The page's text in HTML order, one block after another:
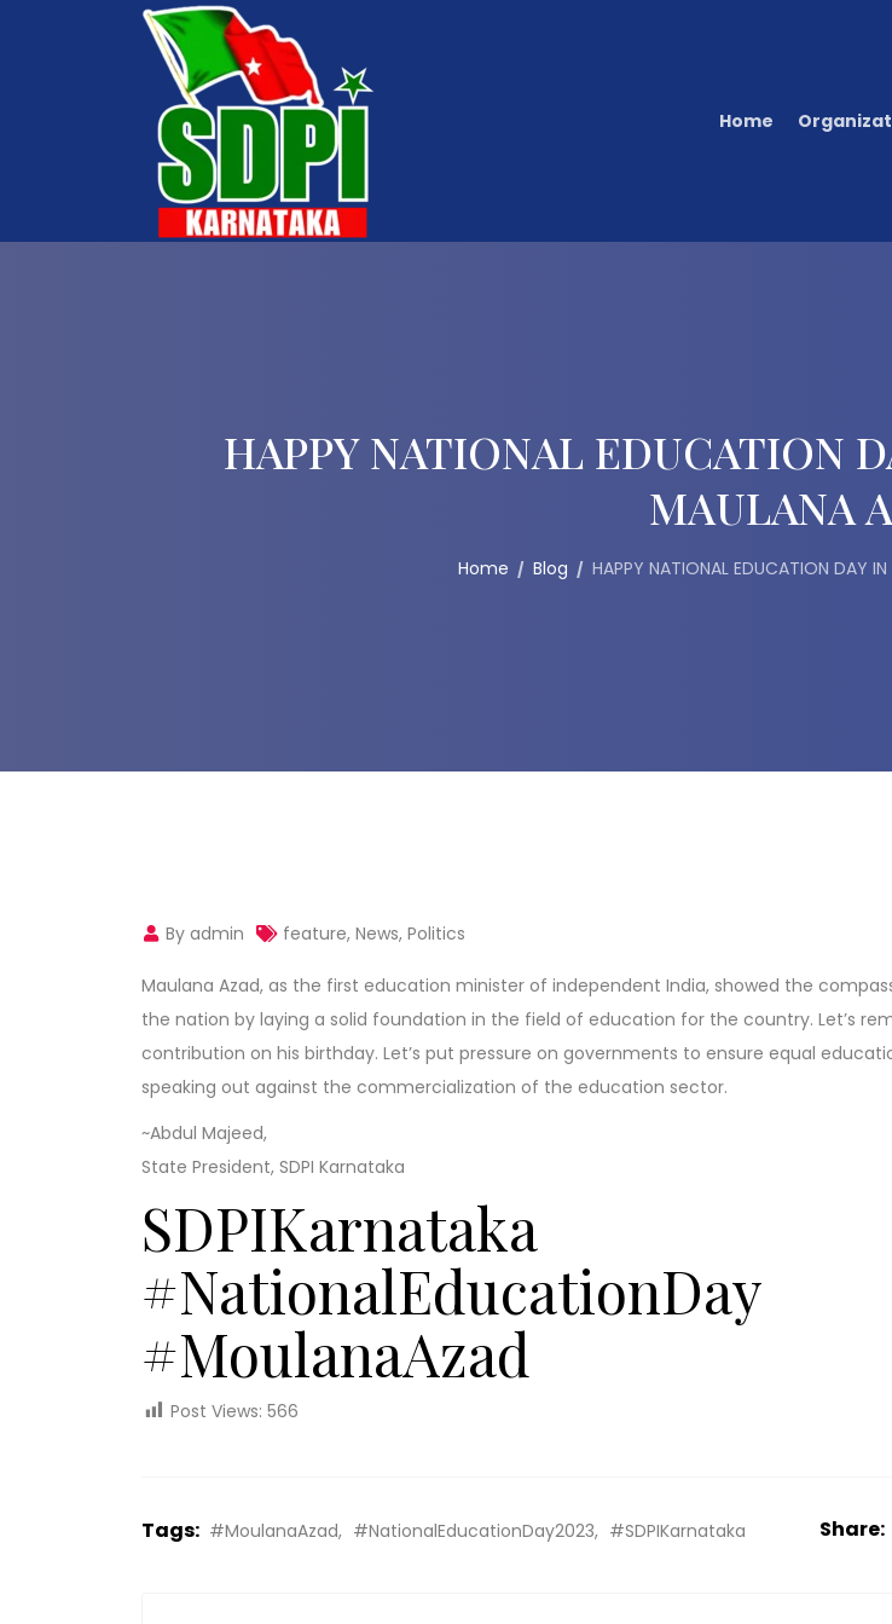
Home
HAPPY NATIONAL EDUCATION
MAULANA
Home Blog HAPPY NATIONAL EDUCATION DAY
By admin feature, News, Politics
Maulana Azad, as the first education minister of independent India, showed the
the nation by laying a solid foundation in the field of education for the country. Let’s
contribution on his birthday. Let’s put pressure on governments to ensure equal
speaking out against the commercialization of the education sector.
~Abdul Majeed,
State President, SDPI Karnataka
SDPIKarnataka
#NationalEducationDay
#MoulanaAzad
Post Views: 566
Tags: #MoulanaAzad #NationalEducationDay2023 #SDPIKarnataka Share: